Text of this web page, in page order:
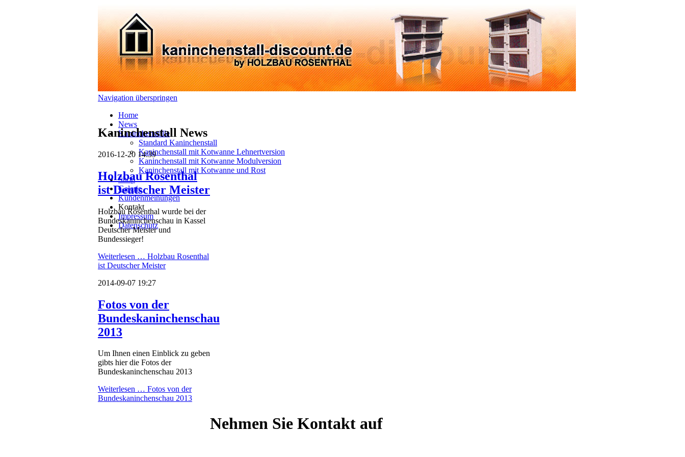
Navigation überspringen
Home
News
Kaninchenställe
Standard Kaninchenstall
Kaninchenstall mit Kotwanne Lehnertversion
Kaninchenstall mit Kotwanne Modulversion
Kaninchenstall mit Kotwanne und Rost
Shop
Galerie
Kundenmeinungen
Kontakt
Impressum
Datenschutz
Kaninchenstall News
2016-12-20 14:39
Holzbau Rosenthal
ist Deutscher Meister
Holzbau Rosenthal wurde bei der
Bundeskaninchenschau in Kassel
Deutscher Meister und
Bundessieger!
Weiterlesen … Holzbau Rosenthal
ist Deutscher Meister
2014-09-07 19:27
Fotos von der
Bundeskaninchenschau
2013
Um Ihnen einen Einblick zu geben
gibts hier die Fotos der
Bundeskaninchenschau 2013
Weiterlesen … Fotos von der
Bundeskaninchenschau 2013
Nehmen Sie Kontakt auf